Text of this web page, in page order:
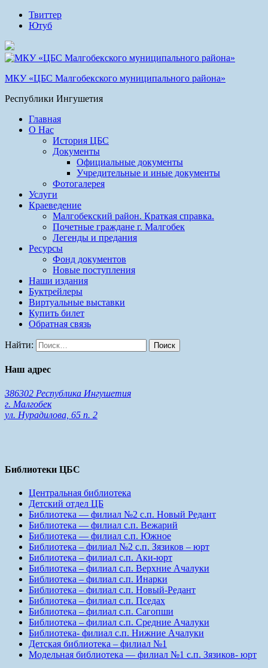
Твиттер
Ютуб
МКУ «ЦБС Малгобекского муниципального района»
Республики Ингушетия
Главная
О Нас
История ЦБС
Документы
Официальные документы
Учредительные и иные документы
Фотогалерея
Услуги
Краеведение
Малгобекский район. Краткая справка.
Почетные граждане г. Малгобек
Легенды и предания
Ресурсы
Фонд документов
Новые поступления
Наши издания
Буктрейлеры
Виртуальные выставки
Купить билет
Обратная связь
Найти:
Наш адрес
386302 Республика Ингушетия
г. Малгобек
ул. Нурадилова, 65 п. 2
Библиотеки ЦБС
Центральная библиотека
Детский отдел ЦБ
Библиотека — филиал №2 с.п. Новый Редант
Библиотека — филиал с.п. Вежарий
Библиотека — филиал с.п. Южное
Библиотека – филиал №2 с.п. Зязиков – юрт
Библиотека – филиал с.п. Аки-юрт
Библиотека – филиал с.п. Верхние Ачалуки
Библиотека – филиал с.п. Инарки
Библиотека – филиал с.п. Новый-Редант
Библиотека – филиал с.п. Пседах
Библиотека – филиал с.п. Сагопши
Библиотека – филиал с.п. Средние Ачалуки
Библиотека- филиал с.п. Нижние Ачалуки
Детская библиотека – филиал №1
Модельная библиотека — филиал №1 с.п. Зязиков- юрт